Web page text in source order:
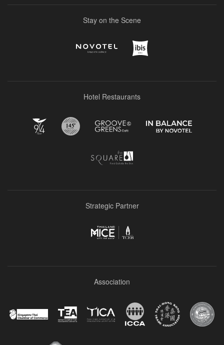
Stay on the Scene
Hotel Restaurants
Strategic Partner
Association